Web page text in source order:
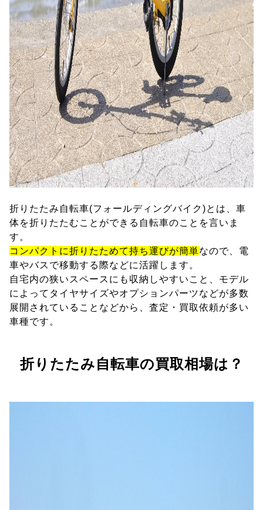
折りたたみ自転車(フォールディングバイク)とは、車
体を折りたたむことができる自転車のことを言いま
す。
コンパクトに折りたためて持ち運びが簡単なので、電
車やバスで移動する際などに活躍します。
自宅内の狭いスペースにも収納しやすいこと、モデル
によってタイヤサイズやオプションパーツなどが多数
展開されていることなどから、査定・買取依頼が多い
車種です。
折りたたみ自転車の買取相場は？